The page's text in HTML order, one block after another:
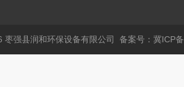
枣强县润和环保设备有限公司 备案号：冀ICP